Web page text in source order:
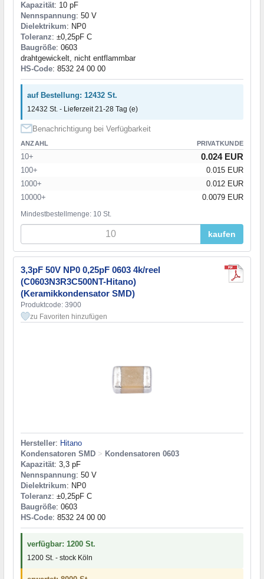
Kapazität: 10 pF
Nennspannung: 50 V
Dielektrikum: NP0
Toleranz: ±0,25pF C
Baugröße: 0603
drahtgewickelt, nicht entflammbar
HS-Code: 8532 24 00 00
auf Bestellung: 12432 St.
12432 St. - Lieferzeit 21-28 Tag (e)
Benachrichtigung bei Verfügbarkeit
ANZAHL PRIVATKUNDE
10+ 0.024 EUR
100+
0.015 EUR
1000+
0.012 EUR
10000+
0.0079 EUR
Mindestbestellmenge: 10 St.
kaufen
3,3pF 50V NP0 0,25pF 0603 4k/reel
(C0603N3R3C500NT-Hitano)
(Keramikkondensator SMD)
Produktcode: 3900
zu Favoriten hinzufügen
Hersteller: Hitano
Kondensatoren SMD > Kondensatoren 0603
Kapazität: 3,3 pF
Nennspannung: 50 V
Dielektrikum: NP0
Toleranz: ±0,25pF C
Baugröße: 0603
HS-Code: 8532 24 00 00
verfügbar: 1200 St.
1200 St. - stock Köln